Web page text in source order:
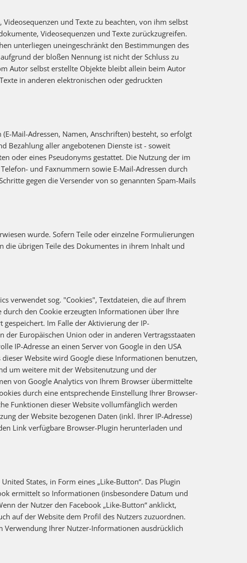
und Texte zu beachten, von ihm selbst
Videosequenzen und Texte zurückzugreifen.
unterliegen uneingeschränkt den Bestimmungen des
der bloßen Nennung ist nicht der Schluss zu
Autor selbst erstellte Objekte bleibt allein beim Autor
in anderen elektronischen oder gedruckten
Mail-Adressen, Namen, Anschriften) besteht, so erfolgt
Bezahlung aller angebotenen Dienste ist - soweit
oder eines Pseudonyms gestattet. Die Nutzung der im
und Faxnummern sowie E-Mail-Adressen durch
gegen die Versender von so genannten Spam-Mails
wurde. Sofern Teile oder einzelne Formulierungen
die übrigen Teile des Dokumentes in ihrem Inhalt und
verwendet sog. "Cookies", Textdateien, die auf Ihrem
den Cookie erzeugten Informationen über Ihre
Im Falle der Aktivierung der IP-
Europäischen Union oder in anderen Vertragsstaaten
IP-Adresse an einen Server von Google in den USA
Website wird Google diese Informationen benutzen,
um weitere mit der Websitenutzung und der
von Google Analytics von Ihrem Browser übermittelte
durch eine entsprechende Einstellung Ihrer Browser-
Funktionen dieser Website vollumfänglich werden
der Website bezogenen Daten (inkl. Ihrer IP-Adresse)
Link verfügbare Browser-Plugin herunterladen und
States, in Form eines „Like-Button“. Das Plugin
ermittelt so Informationen (insbesondere Datum und
der Nutzer den Facebook „Like-Button“ anklickt,
auf der Website dem Profil des Nutzers zuzuordnen.
Verwendung Ihrer Nutzer-Informationen ausdrücklich